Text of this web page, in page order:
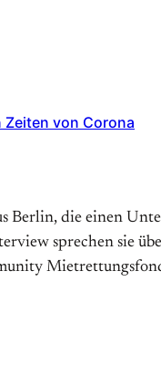
von Corona
Berlin, die einen
sprechen sie